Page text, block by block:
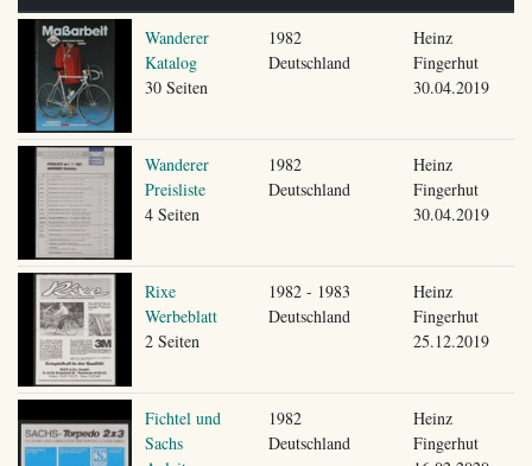
Wanderer
Katalog
30 Seiten
1982
Deutschland
Heinz
Fingerhut
30.04.2019
Wanderer
Preisliste
4 Seiten
1982
Deutschland
Heinz
Fingerhut
30.04.2019
Rixe
Werbeblatt
2 Seiten
1982 - 1983
Deutschland
Heinz
Fingerhut
25.12.2019
Fichtel und
Sachs
1982
Deutschland
Heinz
Fingerhut